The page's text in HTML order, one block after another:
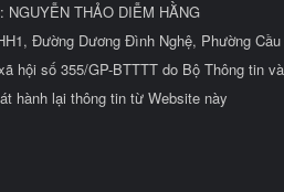
NGUYỄN THẢO DIỄM HẰNG
Đường Dương Đình Nghệ, Phường
hội số 355/GP-BTTTT do Bộ Thông tin
hành lại thông tin từ Website này